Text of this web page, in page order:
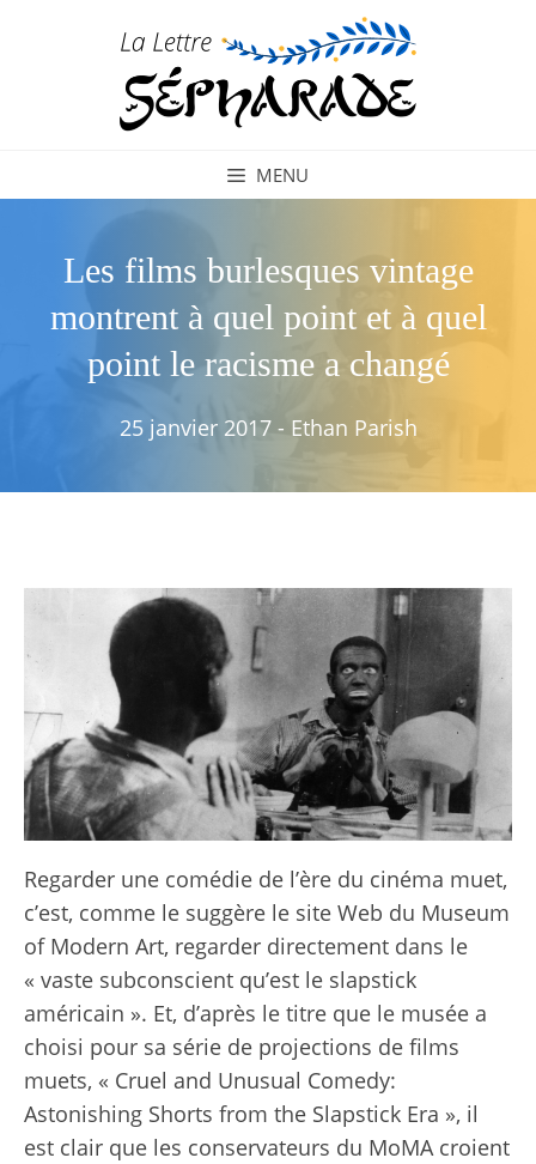
MENU
Les films burlesques vintage
montrent à quel point et à quel
point le racisme a changé
25 janvier 2017 - Ethan Parish
Regarder une comédie de l’ère du cinéma muet,
c’est, comme le suggère le site Web du Museum
of Modern Art, regarder directement dans le
« vaste subconscient qu’est le slapstick
américain ». Et, d’après le titre que le musée a
choisi pour sa série de projections de films
muets, « Cruel and Unusual Comedy:
Astonishing Shorts from the Slapstick Era », il
est clair que les conservateurs du MoMA croient